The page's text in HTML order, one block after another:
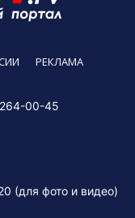
РЕКЛАМА
00-45
(для фото и видео)